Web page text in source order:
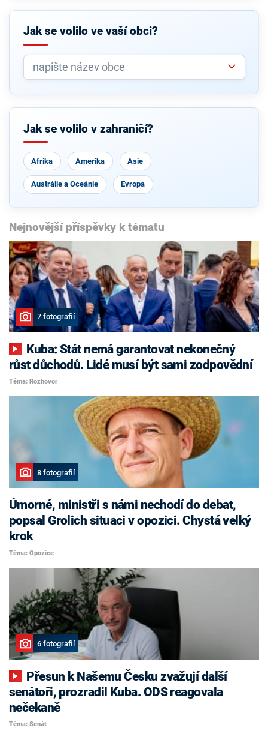
Jak se volilo ve vaší obci?
Jak se volilo v zahraničí?
Afrika Amerika Asie
Austrálie a Oceánie Evropa
Nejnovější příspěvky k tématu
7 fotografií
růst důchodů. Lidé musí být sami zodpovědní
Téma: Rozhovor
8 fotografií
Úmorné, ministři s námi nechodí do debat,
popsal Grolich situaci v opozici. Chystá velký
krok
Téma: Opozice
6 fotografií
senátoři, prozradil Kuba. ODS reagovala
nečekaně
Téma: Senát